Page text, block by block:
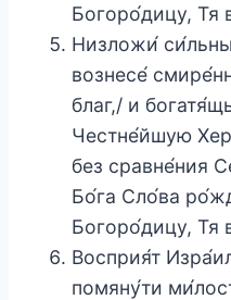
Богоро́дицу, Тя
Низложи́
вознесе́
благ,/ и
Честне́йшую
без сравне́ния
Бо́га Сло́ва
Богоро́дицу, Тя
Восприя́т
помяну́ти